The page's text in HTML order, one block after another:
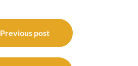
Previous post